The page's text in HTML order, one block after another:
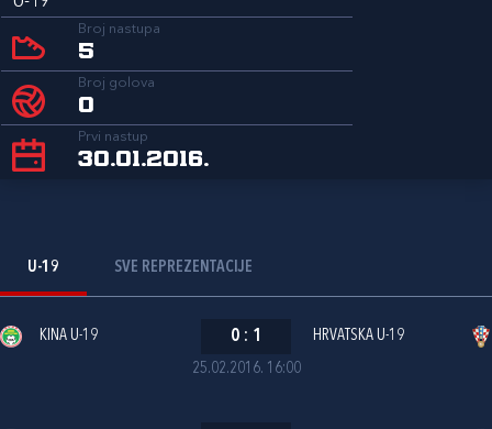
Broj nastupa
5
Broj golova
0
Prvi nastup
30.01.2016.
U-19 SVE REPREZENTACIJE
25.02.2016. 16:00
KINA U-19 0 : 1 HRVATSKA U-19